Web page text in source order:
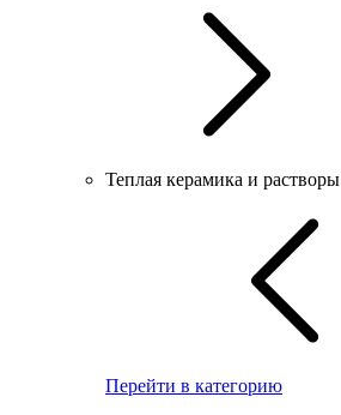
Теплая керамика и растворы
Перейти в категорию